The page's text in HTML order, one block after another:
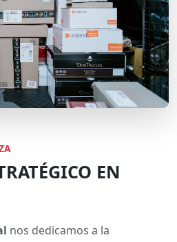
EN
nos dedicamos a la